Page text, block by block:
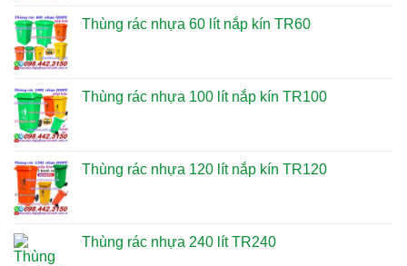
Thùng rác nhựa 60 lít nắp kín TR60
Thùng rác nhựa 100 lít nắp kín TR100
Thùng rác nhựa 120 lít nắp kín TR120
Thùng rác nhựa 240 lít TR240